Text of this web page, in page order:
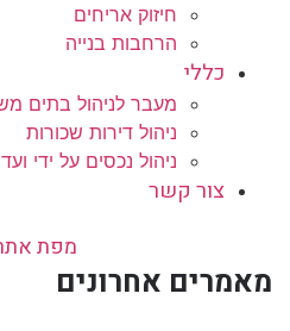
חיזוק אריחים
הרחבות בנייה
כללי
מעבר לניהול בתים
ניהול דירות שכורות
ניהול נכסים על ידי
צור קשר
מפת אתר
מאמרים אחרונים